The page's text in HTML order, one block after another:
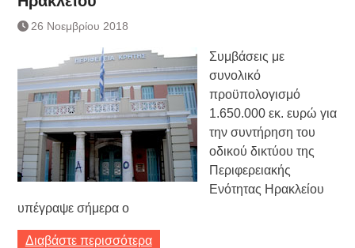
Συναλλάγματος &
Τραπεζογραμματίων 7-3-2019
Ημερήσιο Δελτίο Τιμών
Συναλλάγματος &
Τραπεζογραμματίων 4-3-2019
Κάθοδος αγροτών
Δικαιοσύνη
26 Νοεμβρίου 2018
Συμβάσεις με
συνολικό
προϋπολογισμό
1.650.000 εκ. ευρώ για
την συντήρηση του
οδικού δικτύου της
Περιφερειακής
Ενότητας Ηρακλείου
υπέγραψε σήμερα ο
Διαβάστε περισσότερα